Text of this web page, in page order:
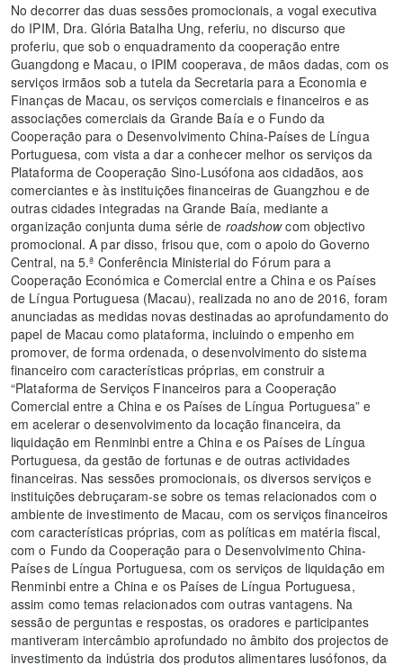
No decorrer das duas sessões promocionais, a vogal executiva
do IPIM, Dra. Glória Batalha Ung, referiu, no discurso que
proferiu, que sob o enquadramento da cooperação entre
Guangdong e Macau, o IPIM cooperava, de mãos dadas, com os
serviços irmãos sob a tutela da Secretaria para a Economia e
Finanças de Macau, os serviços comerciais e financeiros e as
associações comerciais da Grande Baía e o Fundo da
Cooperação para o Desenvolvimento China-Países de Língua
Portuguesa, com vista a dar a conhecer melhor os serviços da
Plataforma de Cooperação Sino-Lusófona aos cidadãos, aos
comerciantes e às instituições financeiras de Guangzhou e de
outras cidades integradas na Grande Baía, mediante a
organização conjunta duma série de roadshowcom objectivo
promocional. A par disso, frisou que, com o apoio do Governo
Central, na 5.ª Conferência Ministerial do Fórum para a
Cooperação Económica e Comercial entre a China e os Países
de Língua Portuguesa (Macau), realizada no ano de 2016, foram
anunciadas as medidas novas destinadas ao aprofundamento do
papel de Macau como plataforma, incluindo o empenho em
promover, de forma ordenada, o desenvolvimento do sistema
financeiro com características próprias, em construir a
“Plataforma de Serviços Financeiros para a Cooperação
Comercial entre a China e os Países de Língua Portuguesa” e
em acelerar o desenvolvimento da locação financeira, da
liquidação em Renminbi entre a China e os Países de Língua
Portuguesa, da gestão de fortunas e de outras actividades
financeiras. Nas sessões promocionais, os diversos serviços e
instituições debruçaram-se sobre os temas relacionados com o
ambiente de investimento de Macau, com os serviços financeiros
com características próprias, com as políticas em matéria fiscal,
com o Fundo da Cooperação para o Desenvolvimento China-
Países de Língua Portuguesa, com os serviços de liquidação em
Renminbi entre a China e os Países de Língua Portuguesa,
assim como temas relacionados com outras vantagens. Na
sessão de perguntas e respostas, os oradores e participantes
mantiveram intercâmbio aprofundado no âmbito dos projectos de
investimento da indústria dos produtos alimentares lusófonos, da